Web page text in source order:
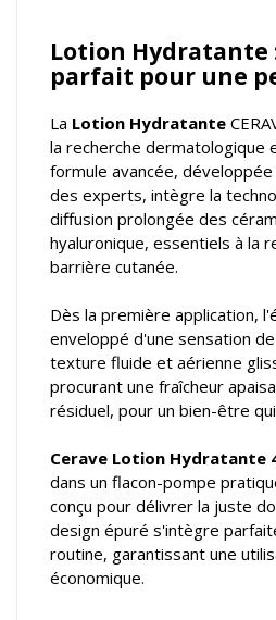
Lotion Hydratante
parfait pour une
La Lotion Hydratante
la recherche dermatologique
formule avancée,
des experts, intègre la
diffusion prolongée des
hyaluronique, essentiels à la
barrière cutanée.
Dès la première application,
enveloppé d'une sensation
texture fluide et aérienne
procurant une fraîcheur
résiduel, pour un bien-être
Cerave Lotion Hydratante
dans un flacon-pompe
conçu pour délivrer la juste
design épuré s'intègre
routine, garantissant une
économique.